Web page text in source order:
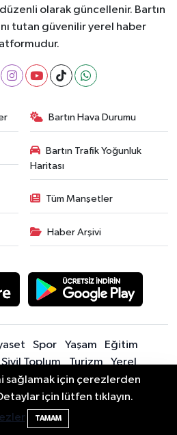
olarak güncellenir. Bartın
tutan güvenilir yerel haber
Bartın Hava Durumu
Bartın Trafik Yoğunluk
Haritası
Tüm Manşetler
Haber Arşivi
Spor Yaşam
Eğitim
Sivil Toplum Turizm Yerel
yorumlardan yazarları sorumludur.
Son Dakika Haberleri | Bartın Haber |
Sitedeki tüm harici linkler ayrı bir
sağlamak için çerezlerden
için lütfen tıklayın.
TAMAM
Bal Festivalinde Hande